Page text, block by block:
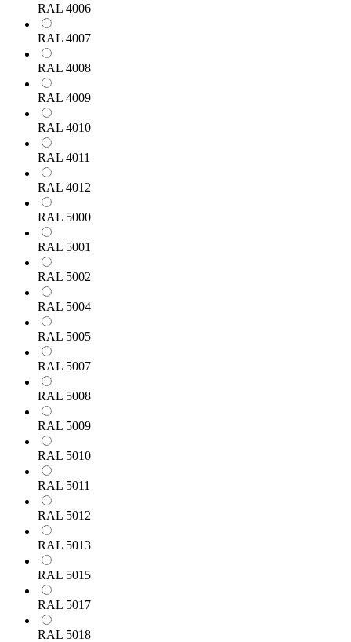
RAL 4006
RAL 4007
RAL 4008
RAL 4009
RAL 4010
RAL 4011
RAL 4012
RAL 5000
RAL 5001
RAL 5002
RAL 5004
RAL 5005
RAL 5007
RAL 5008
RAL 5009
RAL 5010
RAL 5011
RAL 5012
RAL 5013
RAL 5015
RAL 5017
RAL 5018